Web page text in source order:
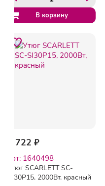
1 722 ₽
арт: 1640498
Утюг SCARLETT SC-
SI30P15, 2000Вт, красный